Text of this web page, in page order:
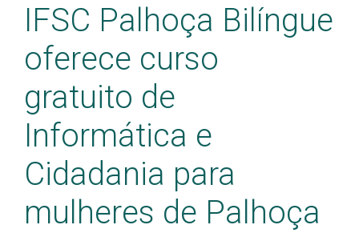
IFSC Palhoça Bilíngue
oferece curso
gratuito de
Informática e
Cidadania para
mulheres de Palhoça